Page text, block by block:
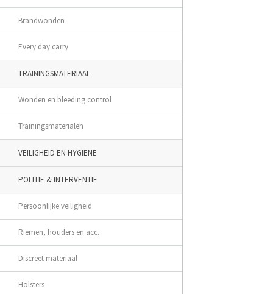
Brandwonden
Every day carry
TRAININGSMATERIAAL
Wonden en bleeding control
Trainingsmaterialen
VEILIGHEID EN HYGIENE
POLITIE & INTERVENTIE
Persoonlijke veiligheid
Riemen, houders en acc.
Discreet materiaal
Holsters